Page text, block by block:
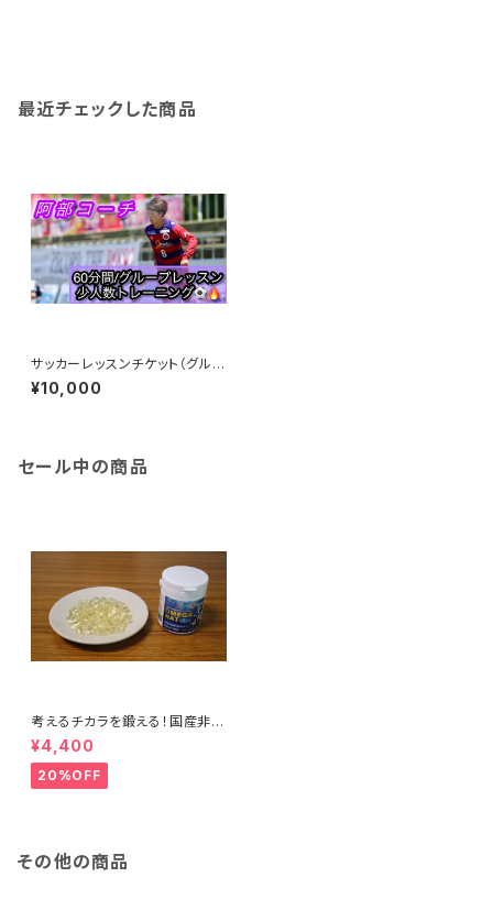
最近チェックした商品
サッカーレッスンチケット（グルー
プレッスン）60分 阿部コーチ
担当 *元鹿島アントラーズユー
¥10,000
セール中の商品
考えるチカラを鍛える！国産非加
熱製法！「新・オメガハット（DH
A/EPAサプリメント）」 120粒入
り
¥4,400
20%OFF
その他の商品